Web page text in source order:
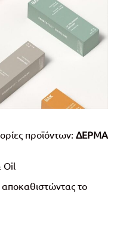
προϊόντων: ΔΕΡΜΑ
Oil
το